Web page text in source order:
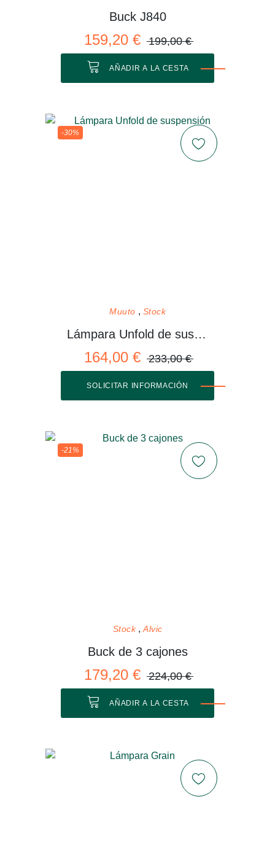
Buck J840
159,20 € 199,00 €
AÑADIR A LA CESTA
-30%
Muuto Stock
Lámpara Unfold de suspensión
164,00 € 233,00 €
SOLICITAR INFORMACIÓN
-21%
Stock Alvic
Buck de 3 cajones
179,20 € 224,00 €
AÑADIR A LA CESTA